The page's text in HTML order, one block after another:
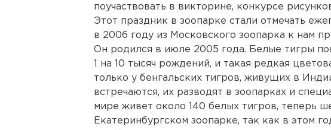
поучаствовать в викторине, конкурсе
Этот праздник в зоопарке стали отмечать
в 2006 году из Московского зоопарка к нам
Он родился в июле 2005 года. Белые тигры
1 на 10 тысяч рождений, и такая редкая
только у бенгальских тигров, живущих в
встречаются, их разводят в зоопарках и
мире живет около 140 белых тигров, теперь
Екатеринбургском зоопарке, так как в этом